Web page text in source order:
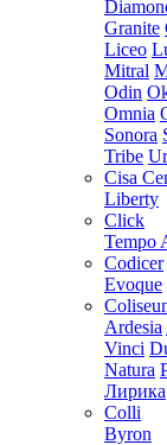
Granite
Liceo
Mitral
Odin
Omnia
Sonora
Tribe
Cisa
Liberty
Click
Tempo
Codicer
Evoque
Ardesia
Vinci
Natura
Лирика
Colli
Byron